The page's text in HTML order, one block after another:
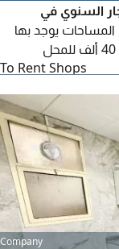
السنوي في
يوجد بها
توثيق ودفاع مدني استلام فوري أسعار تبدأ من 40 ألف للمحل
To Rent Shops
Company